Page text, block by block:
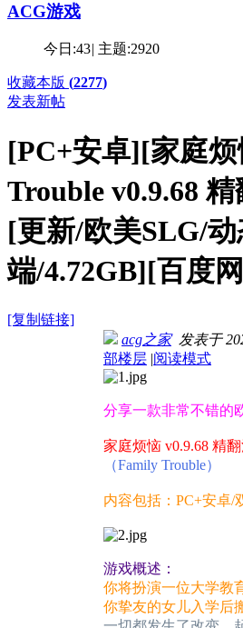
ACG游戏
今日:43| 主题:2920
收藏本版 (2277)
发表新帖
[PC+安卓][家庭
Trouble v0.9.68
[更新/欧美SLG/动
端/4.72GB][百度
[复制链接]
acg之家发表于
部楼层 |阅读模式
分享一款非常不错的
家庭烦恼 v0.9.68 精
（Family Trouble）
内容包括：PC+安卓/
游戏概述：
你将扮演一位大学教
你挚友的女儿入学后